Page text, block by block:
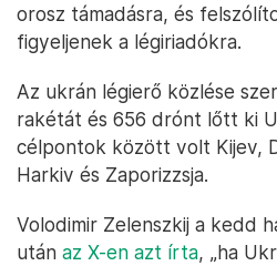
orosz támadásra, és
figyeljenek a légiriadókra.
Az ukrán légierő közlése
rakétát és 656 drónt lőtt ki
célpontok között volt Kijev,
Harkiv és Zaporizzsja.
Volodimir Zelenszkij a kedd
után az X-en azt írta, „ha